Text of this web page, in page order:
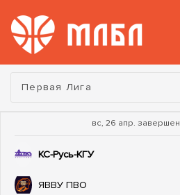
Турнир:
Первая Лига
вс, 26 апр. завершен
КС-Русь-КГУ
ЯВВУ ПВО